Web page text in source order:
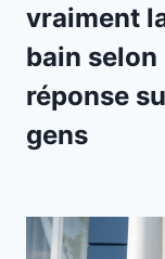
vraiment
bain
réponse
gens